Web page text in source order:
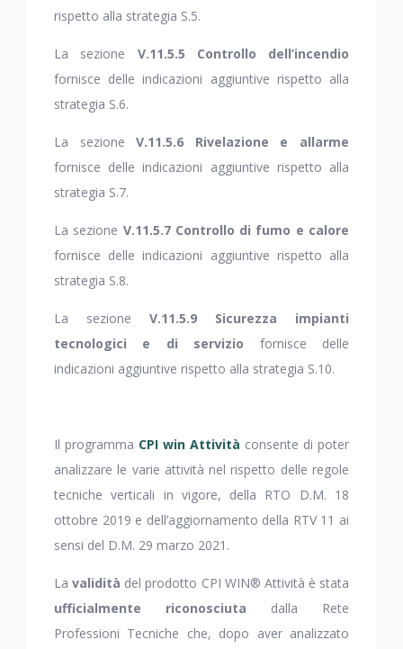
rispetto alla strategia S.5.
La sezione V.11.5.5 Controllo dell’incendio
fornisce delle indicazioni aggiuntive rispetto alla
strategia S.6.
La sezioneV.11.5.6 Rivelazione e allarme
fornisce delle indicazioni aggiuntive rispetto alla
strategia S.7.
La sezione V.11.5.7 Controllo di fumo e calore
fornisce delle indicazioni aggiuntive rispetto alla
strategia S.8.
La sezione V.11.5.9 Sicurezza impianti
tecnologici e di servizio fornisce delle
indicazioni aggiuntive rispetto alla strategia S.10.
Il programma CPI win Attività consente di poter
analizzare le varie attività nel rispetto delle regole
tecniche verticali in vigore, della RTO D.M. 18
ottobre 2019 e dell’aggiornamento della RTV 11 ai
sensi del D.M. 29 marzo 2021.
Lavalidità del prodotto CPI WIN® Attività è stata
ufficialmente
riconosciuta dalla Rete
Professioni Tecniche che, dopo aver analizzato